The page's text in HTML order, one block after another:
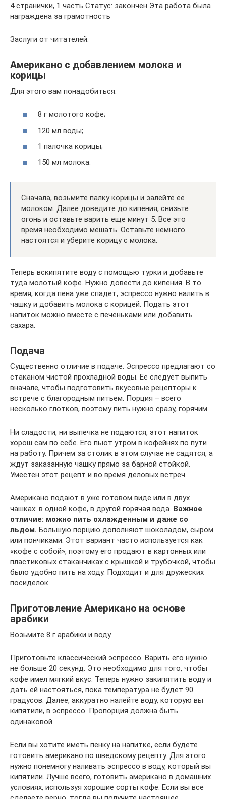
4 странички, 1 часть Статус: закончен Эта работа была
награждена за грамотность
Заслуги от читателей:
Американо с добавлением молока и
корицы
Для этого вам понадобиться:
8 г молотого кофе;
120 мл воды;
1 палочка корицы;
150 мл молока.
Сначала, возьмите палку корицы и залейте ее
молоком. Далее доведите до кипения, снизьте
огонь и оставьте варить еще минут 5. Все это
время необходимо мешать. Оставьте немного
настоятся и уберите корицу с молока.
Теперь вскипятите воду с помощью турки и добавьте
туда молотый кофе. Нужно довести до кипения. В то
время, когда пена уже спадет, эспрессо нужно налить в
чашку и добавить молока с корицей. Подать этот
напиток можно вместе с печеньками или добавить
сахара.
Подача
Существенно отличие в подаче. Эспрессо предлагают со
стаканом чистой прохладной воды. Ее следует выпить
вначале, чтобы подготовить вкусовые рецепторы к
встрече с благородным питьем. Порция – всего
несколько глотков, поэтому пить нужно сразу, горячим.
Ни сладости, ни выпечка не подаются, этот напиток
хорош сам по себе. Его пьют утром в кофейнях по пути
на работу. Причем за столик в этом случае не садятся, а
ждут заказанную чашку прямо за барной стойкой.
Уместен этот рецепт и во время деловых встреч.
Американо подают в уже готовом виде или в двух
чашках: в одной кофе, в другой горячая вода. Важное
отличие: можно пить охлажденным и даже со
льдом. Большую порцию дополняют шоколадом, сыром
или пончиками. Этот вариант часто используется как
«кофе с собой», поэтому его продают в картонных или
пластиковых стаканчиках с крышкой и трубочкой, чтобы
было удобно пить на ходу. Подходит и для дружеских
посиделок.
Приготовление Американо на основе
арабики
Возьмите 8 г арабики и воду.
Приготовьте классический эспрессо. Варить его нужно
не больше 20 секунд. Это необходимо для того, чтобы
кофе имел мягкий вкус. Теперь нужно закипятить воду и
дать ей настояться, пока температура не будет 90
градусов. Далее, аккуратно налейте воду, которую вы
кипятили, в эспрессо. Пропорция должна быть
одинаковой.
Если вы хотите иметь пенку на напитке, если будете
готовить американо по шведскому рецепту. Для этого
нужно понемногу наливать эспрессо в воду, который вы
кипятили. Лучше всего, готовить американо в домашних
условиях, используя хорошие сорты кофе. Если вы все